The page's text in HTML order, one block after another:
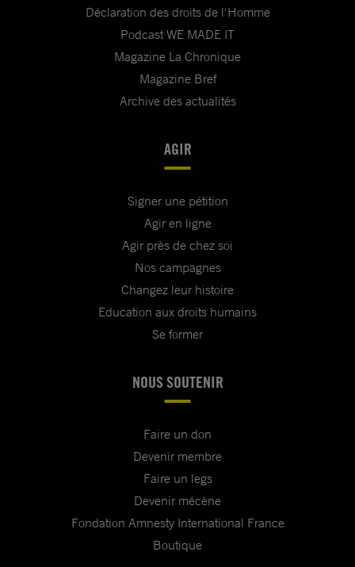
Déclaration des droits de l'Homme
Podcast WE MADE IT
Magazine La Chronique
Magazine Bref
Archive des actualités
AGIR
Signer une pétition
Agir en ligne
Agir près de chez soi
Nos campagnes
Changez leur histoire
Education aux droits humains
Se former
NOUS SOUTENIR
Faire un don
Devenir membre
Faire un legs
Devenir mécène
Fondation Amnesty International France
Boutique